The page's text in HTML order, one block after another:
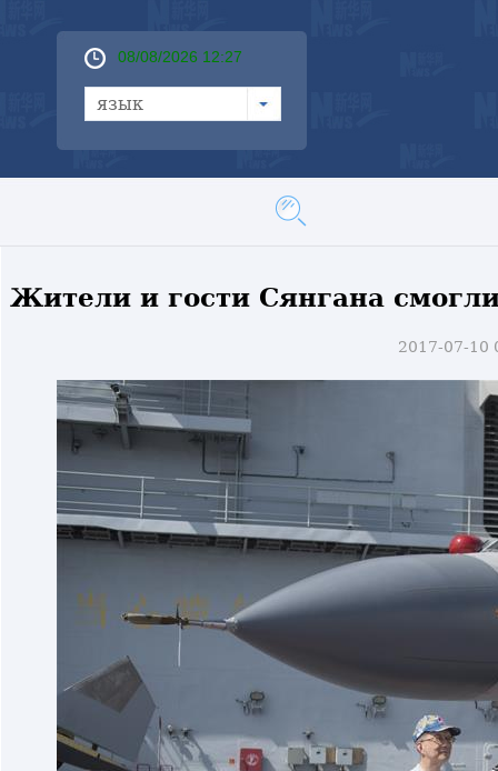
08/08/2026 12:27
язык
Жители и гости Сянгана
2017-07-10